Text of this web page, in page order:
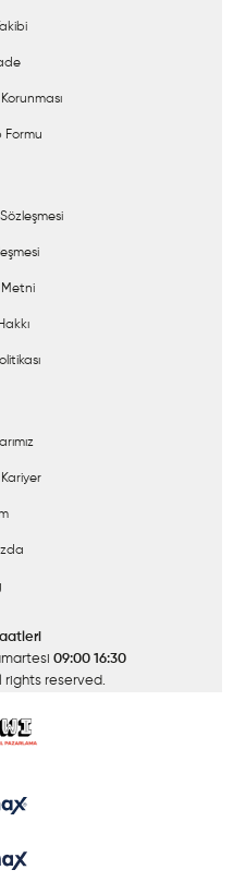
Formu
Metni
09:00 16:30
rights reserved.